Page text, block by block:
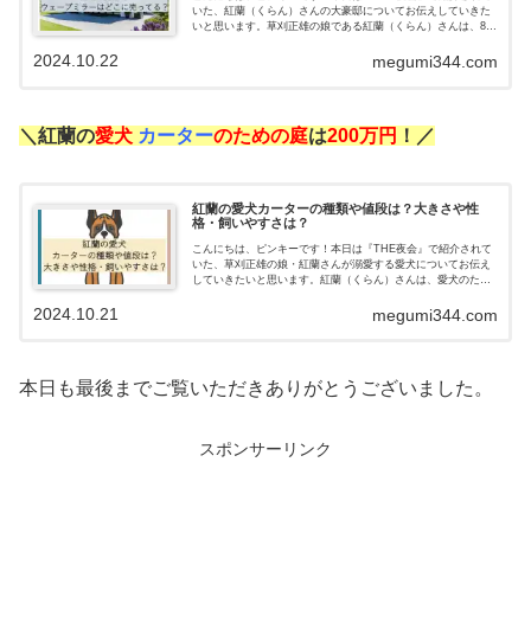
いた、紅蘭（くらん）さんの大豪邸についてお伝えしていきた
いと思います。草刈正雄の娘である紅蘭（くらん）さんは、8月
megumi344.com
2024.10.22
＼紅蘭の愛犬 カーターのための庭は200万円 ！／
紅蘭の愛犬カーターの種類や値段は？大きさや性
格・飼いやすさは？
こんにちは、ピンキーです！本日は『THE夜会』で紹介されて
いた、草刈正雄の娘・紅蘭さんが溺愛する愛犬についてお伝え
していきたいと思います。紅蘭（くらん）さんは、愛犬のため
megumi344.com
2024.10.21
本日も最後までご覧いただきありがとうございました。
スポンサーリンク